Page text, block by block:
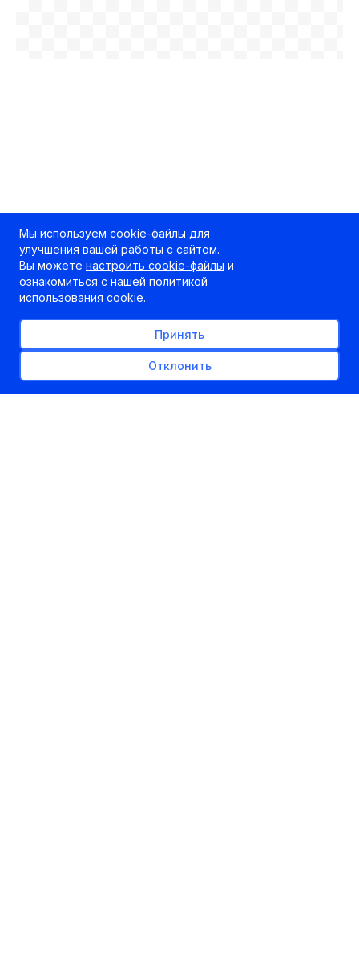
Мы используем cookie-файлы для
улучшения вашей работы с сайтом.
Вы можете настроить cookie-файлы и
ознакомиться с нашей политикой
использования cookie.
Принять
Отклонить